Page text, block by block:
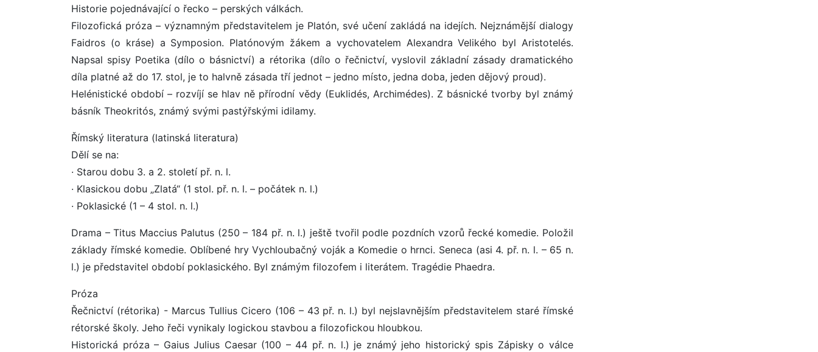
Historie pojednávající o řecko – perských válkách.
Filozofická próza – významným představitelem je Platón, své učení zakládá na idejích. Nejznámější dialogy
Faidros (o kráse) a Symposion. Platónovým žákem a vychovatelem Alexandra Velikého byl Aristotelés.
Napsal spisy Poetika (dílo o básnictví) a rétorika (dílo o řečnictví, vyslovil základní zásady dramatického
díla platné až do 17. stol, je to halvně zásada tří jednot – jedno místo, jedna doba, jeden dějový proud).
Helénistické období – rozvíjí se hlav ně přírodní vědy (Euklidés, Archimédes). Z básnické tvorby byl známý
básník Theokritós, známý svými pastýřskými idilamy.
Římský literatura (latinská literatura)
Dělí se na:
· Starou dobu 3. a 2. století př. n. l.
· Klasickou dobu „Zlatá“ (1 stol. př. n. l. – počátek n. l.)
· Poklasické (1 – 4 stol. n. l.)
Drama – Titus Maccius Palutus (250 – 184 př. n. l.) ještě tvořil podle pozdních vzorů řecké komedie. Položil
základy římské komedie. Oblíbené hry Vychloubačný voják a Komedie o hrnci. Seneca (asi 4. př. n. l. – 65 n.
l.) je představitel období poklasického. Byl známým filozofem i literátem. Tragédie Phaedra.
Próza
Řečnictví (rétorika) - Marcus Tullius Cicero (106 – 43 př. n. l.) byl nejslavnějším představitelem staré římské
rétorské školy. Jeho řeči vynikaly logickou stavbou a filozofickou hloubkou.
Historická próza – Gaius Julius Caesar (100 – 44 př. n. l.) je známý jeho historický spis Zápisky o válce